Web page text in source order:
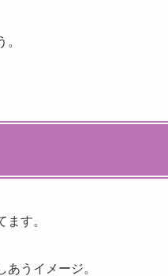
す。
うイメージ。